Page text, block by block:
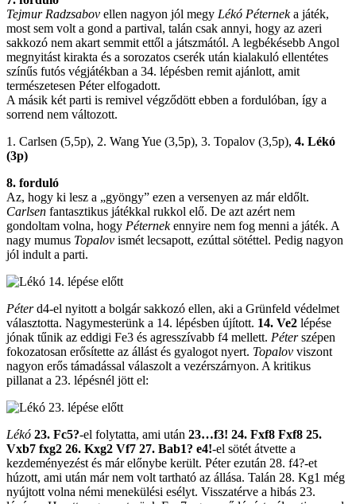
Tejmur Radzsabov ellen nagyon jól megy Lékó Péterneka játék,
most sem volt a gond a partival, talán csak annyi, hogy az azeri
sakkozó nem akart semmit ettől a játszmától. A legbékésebb Angol
megnyitást kirakta és a sorozatos cserék után kialakuló ellentétes
színűs futós végjátékban a 34. lépésben remit ajánlott, amit
természetesen Péter elfogadott.
A másik két parti is remivel végződött ebben a fordulóban, így a
sorrend nem változott.
1. Carlsen (5,5p), 2. Wang Yue (3,5p), 3. Topalov (3,5p), 4. Lékó
(3p)
8. forduló
Az, hogy ki lesz a „gyöngy” ezen a versenyen az már eldőlt.
Carlsen fantasztikus játékkal rukkol elő. De azt azért nem
gondoltam volna, hogy Péternekennyire nem fog menni a játék. A
nagy mumus Topalov ismét lecsapott, ezúttal sötéttel. Pedig nagyon
jól indult a parti.
Péterd4-el nyitott a bolgár sakkozó ellen, aki a Grünfeld védelmet
választotta. Nagymesterünk a 14. lépésben újított. 14. Ve2 lépése
jónak tűnik az eddigi Fe3 és agresszívabb f4 mellett. Péterszépen
fokozatosan erősítette az állást és gyalogot nyert. Topalov viszont
nagyon erős támadással válaszolt a vezérszárnyon. A kritikus
pillanat a 23. lépésnél jött el:
Lékó 23. Fc5?-el folytatta, ami után 23…f3! 24. Fxf8 Fxf8 25.
Vxb7 fxg2 26. Kxg2 Vf7 27. Bab1? e4!-el sötét átvette a
kezdeményezést és már előnybe került. Péter ezután 28. f4?-et
húzott, ami után már nem volt tartható az állása. Talán 28. Kg1 még
nyújtott volna némi menekülési esélyt. Visszatérve a hibás 23.